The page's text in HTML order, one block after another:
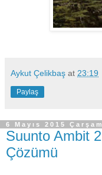
Aykut Çelikbaş at 23:19
Paylaş
6 Mayıs 2015
Suunto Ambit
Çözümü